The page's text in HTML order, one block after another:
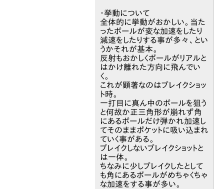
・挙動について
全体的に挙動がおかしい。当た
ったボールが変な加速をしたり
減速をしたりする事が多々、とい
うかそれが基本。
反射もおかしくボールがリアルと
はかけ離れた方向に飛んでい
く。
これが顕著なのはブレイクショッ
ト時。
一打目に真ん中のボールを狙う
と何故か正三角形が崩れず角
にあるボールだけ弾かれ加速し
てそのままポケットに吸い込まれ
ていく事がある。
ブレイクしないブレイクショットと
は一体。
ちなみに少しブレイクしたとして
も角にあるボールがめちゃくちゃ
な加速をする事が多い。